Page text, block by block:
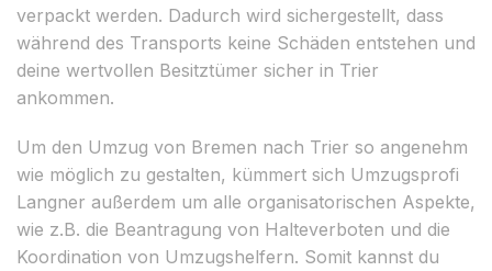
verpackt werden. Dadurch wird sichergestellt, dass
während des Transports keine Schäden entstehen und
deine wertvollen Besitztümer sicher in Trier
ankommen.
Um den Umzug von Bremen nach Trier so angenehm
wie möglich zu gestalten, kümmert sich Umzugsprofi
Langner außerdem um alle organisatorischen Aspekte,
wie z.B. die Beantragung von Halteverboten und die
Koordination von Umzugshelfern. Somit kannst du